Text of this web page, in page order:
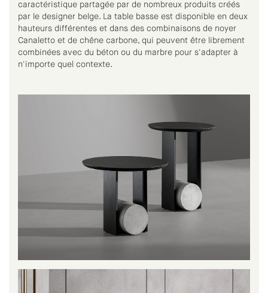
caractéristique partagée par de nombreux produits créés
par le designer belge. La table basse est disponible en deux
hauteurs différentes et dans des combinaisons de noyer
Canaletto et de chêne carbone, qui peuvent être librement
combinées avec du béton ou du marbre pour s'adapter à
n'importe quel contexte.